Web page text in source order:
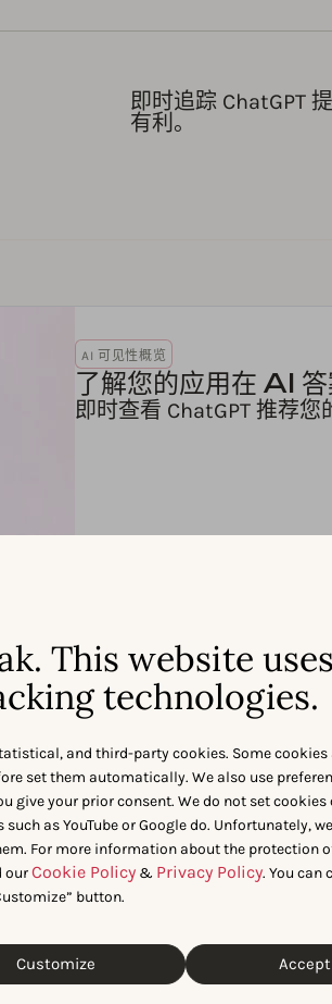
This website uses
technologies.
and third-party cookies. Some cookies
set them automatically. We also use
give your prior consent. We do not set cookies
as YouTube or Google do. Unfortunately,
For more information about the protection
ourCookie Policy & Privacy Policy. You can
button.
Customize
即时追踪 ChatGPT
有利。
AI 可见性概览
了解您的应用在 AI
即时查看 ChatGPT 推荐